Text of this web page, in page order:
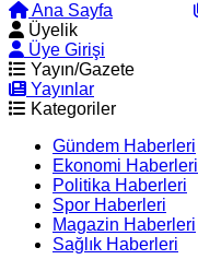
Ana Sayfa
Üyelik
Üye Girişi
Yayın/Gazete
Yayınlar
Kategoriler
Gündem Haberleri
Ekonomi Haberleri
Politika Haberleri
Spor Haberleri
Magazin Haberleri
Sağlık Haberleri